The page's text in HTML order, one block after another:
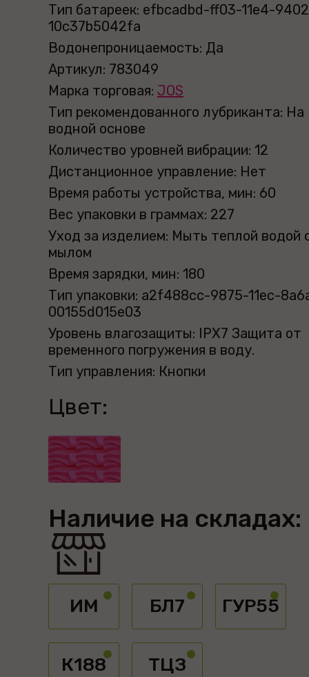
Тип батареек: efbcadbd-ff03-11e4-
10c37b5042fa
Водонепроницаемость: Да
Артикул: 783049
Марка торговая: JOS
Тип рекомендованного лубриканта: На
водной основе
Количество уровней вибрации: 12
Дистанционное управление: Нет
Время работы устройства, мин: 60
Вес упаковки в граммах: 227
Уход за изделием: Мыть теплой водой
мылом
Время зарядки, мин: 180
Тип упаковки: a2f488cc-9875-11ec-
00155d015e03
Уровень влагозащиты: IPX7 Защита от
временного погружения в воду.
Тип управления: Кнопки
Цвет:
Наличие на складах:
ИМ БЛ7 ГУР55
К188 ТЦЗ